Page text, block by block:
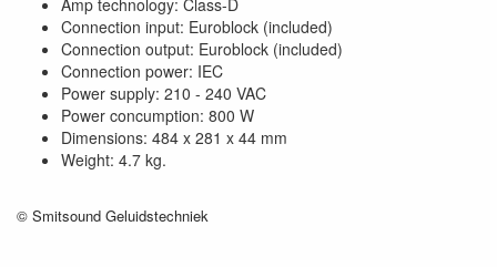
Amp technology: Class-D
Connection input: Euroblock (included)
Connection output: Euroblock (included)
Connection power: IEC
Power supply: 210 - 240 VAC
Power concumption: 800 W
Dimensions: 484 x 281 x 44 mm
Weight: 4.7 kg.
© Smitsound Geluidstechniek